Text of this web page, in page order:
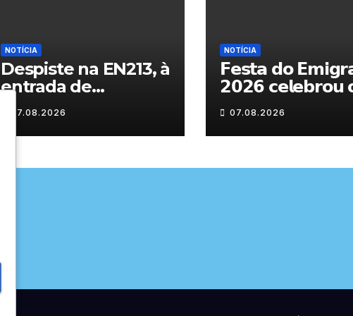
NOTÍCIA
Despiste na EN213, à
entrada de
Vilarandelo
07.08.2026
NOTÍCIA
𝗙𝗲𝘀𝘁𝗮 𝗱𝗼
𝟮𝟬𝟮𝟲 𝗰𝗲𝗹𝗲𝗯𝗿𝗼𝘂
𝗿𝗲𝗲𝗻𝗰𝗼𝗻𝘁𝗿𝗼 𝗲 𝗼𝘀
𝗹𝗮𝗰̧𝗼𝘀 𝗾𝘂𝗲
𝗠𝘂𝗿𝗰̧𝗮
07.08.2026